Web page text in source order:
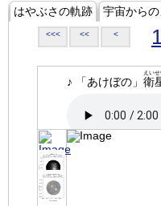
はやぶさの軌跡 宇宙から
<<< << <
♪ 「あけぼの」 衛
えいせ